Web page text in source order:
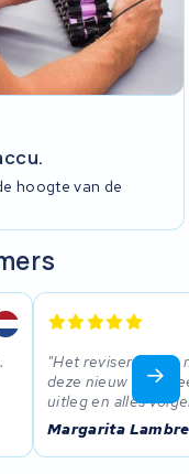
hoogte van de
Het reviseren van
deze nieuw niet
uitleg en alles
Margarita